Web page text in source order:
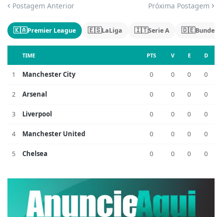
Postagem Anterior Próxima Postagem
🇰🇦Premier League 🇪🇸LaLiga 🇮🇹Serie A 🇩🇪
TIME PTS V E D
1 Manchester City 0 0 0 0
2 Arsenal 0 0 0 0
3 Liverpool 0 0 0 0
4 Manchester United 0 0 0 0
5 Chelsea 0 0 0 0